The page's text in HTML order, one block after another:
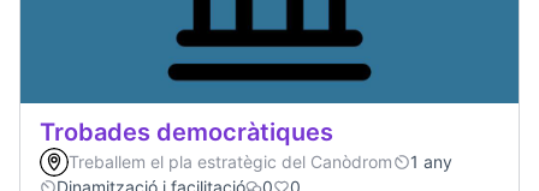
Trobades democràtiques
Treballem el pla estratègic del Canòdrom
1 any
Dinamització i facilitació
0 0